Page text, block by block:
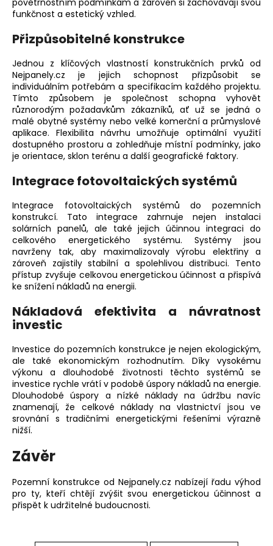
povětrnostním podmínkám a zároveň si zachovávají svou
funkčnost a estetický vzhled.
Přizpůsobitelné konstrukce
Jednou z klíčových vlastnostíkonstrukčních prvků od
Nejpanely.czje jejich schopnost přizpůsobit se
individuálním potřebám a specifikacím každého projektu.
Tímto způsobem je společnost schopna vyhovět
různorodým požadavkům zákazníků, ať už se jedná o
malé obytné systémy nebo velké komerční a průmyslové
aplikace. Flexibilita návrhu umožňuje optimální využití
dostupného prostoru a zohledňuje místní podmínky, jako
je orientace, sklon terénu a další geografické faktory.
Integrace fotovoltaických systémů
Integrace fotovoltaických systémů do pozemních
konstrukcí. Tato integrace zahrnuje nejen instalaci
solárních panelů, ale také jejich účinnou integraci do
celkového energetického systému. Systémy jsou
navrženy tak, aby maximalizovaly výrobu elektřiny a
zároveň zajistily stabilní a spolehlivou distribuci. Tento
přístup zvyšuje celkovou energetickou účinnost a přispívá
ke snížení nákladů na energii.
Nákladová efektivita a návratnost
investic
Investice dopozemních konstrukce je nejen ekologickým,
ale také ekonomickým rozhodnutím. Díky vysokému
výkonu a dlouhodobé životnosti těchto systémů se
investice rychle vrátí v podobě úspory nákladů na energie.
Dlouhodobé úspory a nízké náklady na údržbu navíc
znamenají, že celkové náklady na vlastnictví jsou ve
srovnání s tradičními energetickými řešeními výrazně
nižší.
Závěr
Pozemní konstrukce od Nejpanely.cz nabízejí řadu výhod
pro ty, kteří chtějí zvýšit svou energetickou účinnost a
přispět k udržitelné budoucnosti.